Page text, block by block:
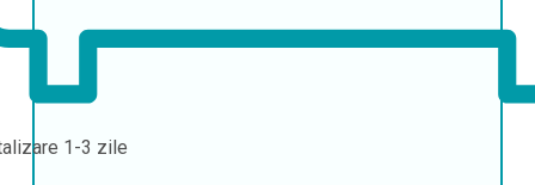
1-3 zile